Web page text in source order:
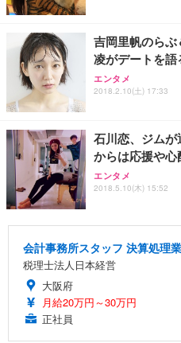
吉岡里帆のら
凌がデートを
エンタメ
2018.2.10(土) 17:33
石川恋、ジム
からは応援や心
エンタメ
2018.5.10(木) 15:52
会計事務所スタッフ 決算処理
税理士法人日本経営
大阪府
月給20万円～30万円
正社員